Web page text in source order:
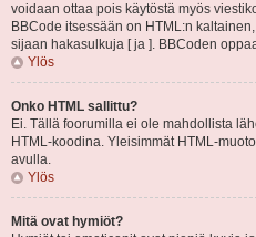
voidaan ottaa pois käytöstä myös
BBCode itsessään on HTML:n
sijaan hakasulkuja [ ja ]. BBCoden
Ylös
Onko HTML sallittu?
Ei. Tällä foorumilla ei ole mahdollista
HTML-koodina. Yleisimmät HTML-
avulla.
Ylös
Mitä ovat hymiöt?